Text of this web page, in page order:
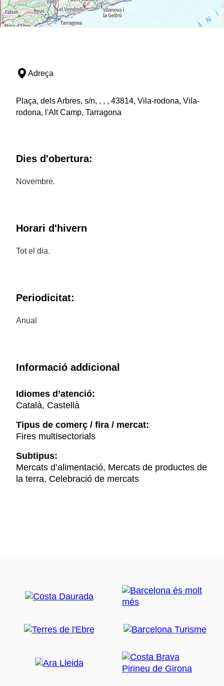
Adreça
Plaça, dels Arbres, s/n, , , , 43814, Vila-rodona, Vila-
rodona, l'Alt Camp, Tarragona
Dies d'obertura:
Novembre.
Horari d'hivern
Tot el dia.
Periodicitat:
Anual
Informació addicional
Idiomes d’atenció:
Català, Castellà
Tipus de comerç / fira / mercat:
Fires multisectorials
Subtipus:
Mercats d’alimentació, Mercats de productes de
la terra, Celebració de mercats